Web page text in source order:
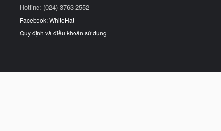
Hotline: (024) 3763 2552
Facebook: WhiteHat
Quy định và điều khoản sử dụng